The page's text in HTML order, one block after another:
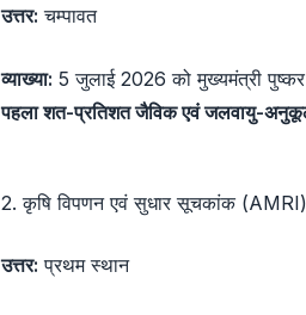
उत्तर: चम्पावत
व्याख्या: 5 जुलाई 2026 को मुख्यमंत्री पुष्कर
पहला शत-प्रतिशत जैविक एवं जलवायु-
2. कृषि विपणन एवं सुधार सूचकांक (AMRI)
उत्तर: प्रथम स्थान